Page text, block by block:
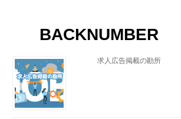
BACKNUMBER
求人広告掲載の勘所